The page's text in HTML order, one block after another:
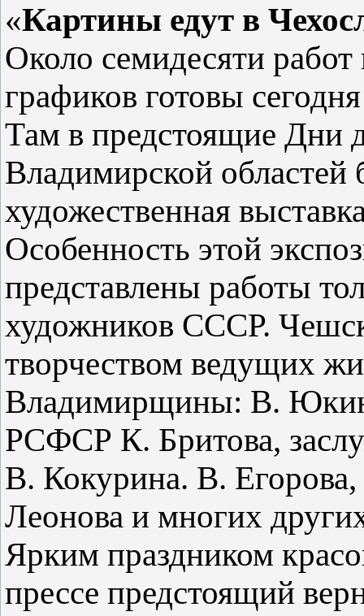
«Картины едут в
Около семидесяти
графиков готовы
Там в предстоящие Дни
Владимирской областей
художественная
Особенность этой
представлены работы
художников СССР.
творчеством ведущих
Владимирщины: В.
РСФСР К. Бритова,
В. Кокурина. В.
Леонова и многих
Ярким праздником
прессе предстоящий